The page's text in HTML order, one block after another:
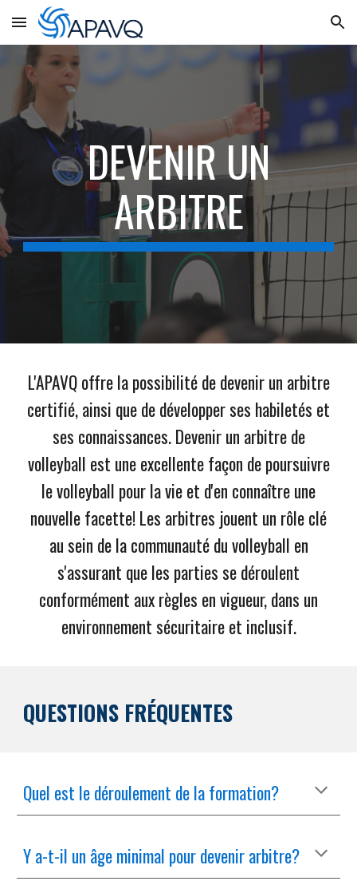
Skip to main content Skip to navigation
DEVENIR UN
ARBITRE
L'APAVQ offre la possibilité de devenir un arbitre
certifié, ainsi que de développer ses habiletés et
ses connaissances. Devenir un arbitre de
volleyball est une excellente façon de poursuivre
le volleyball pour la vie et d'en connaître une
nouvelle facette!Les arbitres jouent un rôle clé
au sein de la communauté du volleyball en
s'assurant que les parties se déroulent
conformément aux règles en vigueur,dans un
environnement sécuritaire et inclusif.
QUESTIONS FRÉQUENTES
Quel est le déroulement de la formation?
Y a-t-il un âge minimal pour devenir arbitre?